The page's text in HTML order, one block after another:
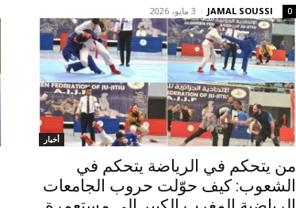
JAMAL SOUSSI
- 3 مايو، 2026 0
أخبار
من يتحكم في الرياضة يتحكم في
الشعوب: كيف حوّلت حروب الجامعات